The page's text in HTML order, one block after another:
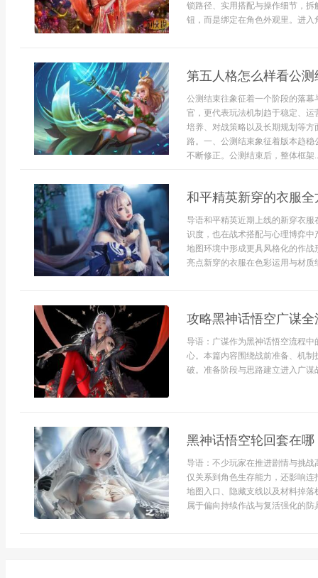
锁路径、实用搭配与操作细节，
钮，而是绑定在角色外观里。进
第五人格怎么样看公测
公测结束往象征着一个阶段的落
官，更代表玩法机制趋于稳定、
培养、对战策略以及长期规划等
路。一、公测结束象征着版本趋
不断修正。公测结束后，整体框架
和平精英新穿的衣服
导语和平精英近期上线的新穿衣
识度，也在战术搭配与心理博弈
地图环境中形成更具风格化的作
亮点新穿的衣服在色彩运用与材
攻略黑神话悟空广谋全
导语：广谋作为黑神话悟空流程
心。本篇内容围绕战前准备、机
破。准备阶段与思路建立进入广
黑神话悟空轮回套在哪
导语：不少玩家在推进剧情与挑
仅关系到角色生存能力，还影响
地图入口、隐藏支线以及材料掉
属于偏向持续作战与复活强化的防